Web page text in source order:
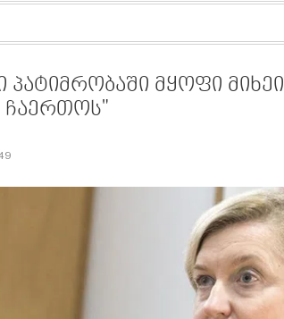
პატიმრობაში მყოფი
ჩაერთოს"